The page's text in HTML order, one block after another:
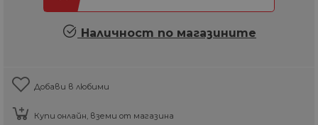
Наличност по магазините
Добави в любими
Купи онлайн, вземи от магазина